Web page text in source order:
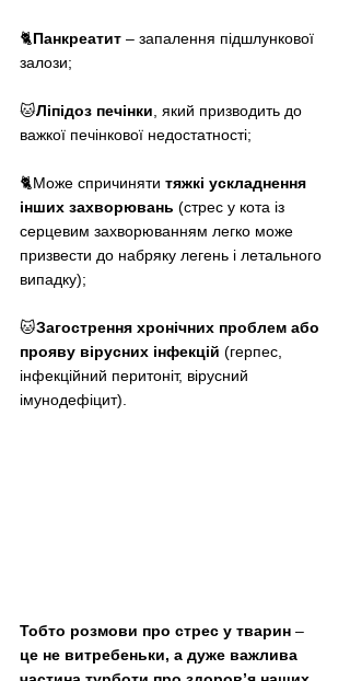
🐈Панкреатит – запалення підшлункової
залози;
🐱Ліпідоз печінки , який призводить до
важкої печінкової недостатності;
🐈Може спричиняти тяжкі ускладнення
інших захворювань (стрес у кота із
серцевим захворюванням легко може
призвести до набряку легень і летального
випадку);
🐱Загострення хронічних проблем або
прояву вірусних інфекцій (герпес,
інфекційний перитоніт, вірусний
імунодефіцит).
Тобто розмови про стрес у тварин –
це не витребеньки, а дуже важлива